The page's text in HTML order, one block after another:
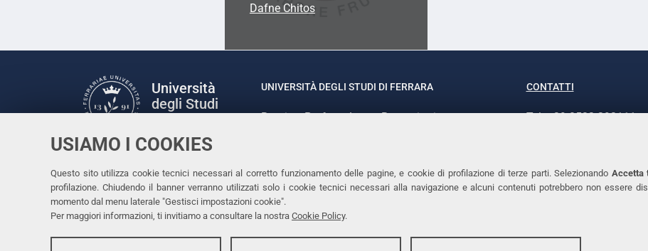
USIAMO I COOKIES
Questo sito utilizza cookie tecnici necessari al corretto funzionamento delle pagine, e cookie di profilazione di terze parti. Selezionando Accetta
profilazione. Chiudendo il banner verranno utilizzati solo i cookie tecnici necessari alla navigazione e alcuni contenuti potrebbero non essere
momento dal menu laterale "Gestisci impostazioni cookie".
Per maggiori informazioni, ti invitiamo a consultare la nostra Cookie Policy.
Dafne Chitos
Università
degli Studi
Facebook
LinkedinInstagram
Youtube
UNIVERSITÀ DEGLI STUDI DI FERRARA
Rettrice: Prof.ssa Laura Ramaciotti
CONTATTI
Tel. +39 0532 293111